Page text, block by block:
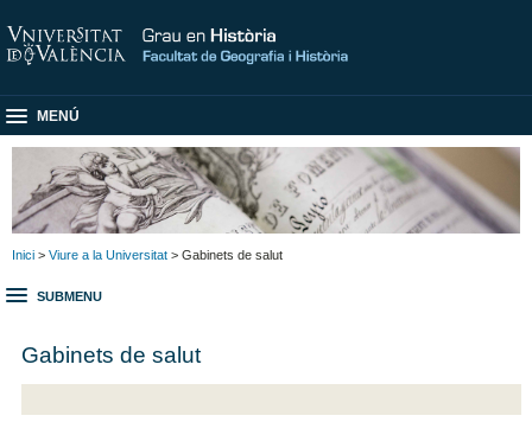
MENÚ
Inici > Viure a la Universitat > Gabinets de salut
SUBMENU
Gabinets de salut